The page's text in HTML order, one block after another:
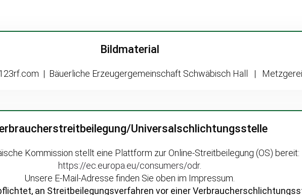
Bildmaterial
| Bäuerliche Erzeugergemeinschaft Schwäbisch Hall |
Universalschlichtungsstelle
Kommission stellt eine Plattform zur Online-Streitbeilegung (OS) bereit:
https://ec.europa.eu/consumers/odr.
Unsere E-Mail-Adresse finden Sie oben im Impressum.
an Streitbeilegungsverfahren vor einer